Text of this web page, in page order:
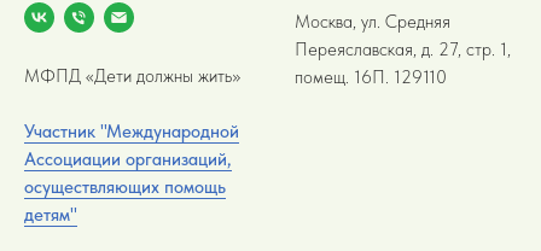
МФПД «Дети должны жить»
Участник "Международной
Ассоциации организаций,
осуществляющих помощь
детям"
Москва, ул. Средняя
Переяславская, д. 27, стр. 1,
помещ. 16П. 129110